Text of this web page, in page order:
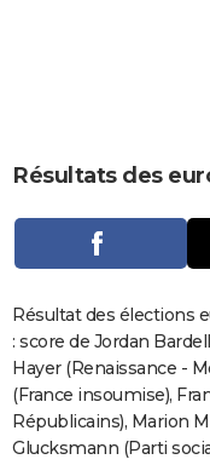
CARTE DE VOEUX
Carte de Noël
Carte Bonne année
Carte Saint-Valentin
Carte Pâques
Carte d'anniversaire
DICTIONNAIRE
Dictionnaire
Biographies
Citations
Expressions
Proverbes
PROGRAMME TV
COPAINS D'AVANT
S'inscrire
Se connecter
Lycées
Collèges
Primaires
Universités
Entreprises
Service militaire
Avis de recherche
AVIS DE DÉCÈS
FORUM
Résultats des
Résultat des élections
: score de Jordan
Hayer (Renaissance -
(France insoumise),
Républicains), Marion
Glucksmann (Parti